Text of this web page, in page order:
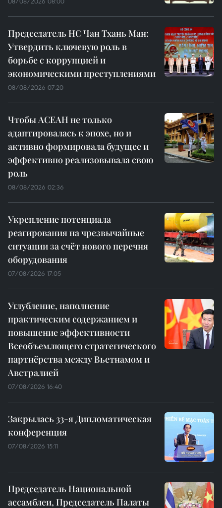
Председатель НС Чан Тхань Ман:
Утвердить ключевую роль в
борьбе с коррупцией и
экономическими преступлениями
08/08/2026 07:20
Чтобы АСЕАН не только
адаптировалась к эпохе, но и
активно формировала будущее и
эффективно реализовывала свою
роль
08/08/2026 02:36
Укрепление потенциала
реагирования на чрезвычайные
ситуации за счёт нового перечня
оборудования
07/08/2026 17:05
Углубление, наполнение
практическим содержанием и
повышение эффективности
Всеобъемлющего стратегического
партнёрства между Вьетнамом и
Австралией
07/08/2026 16:40
Закрылась 33-я Дипломатическая
конференция
07/08/2026 15:11
Председатель Национальной
ассамблеи, Председатель Палаты